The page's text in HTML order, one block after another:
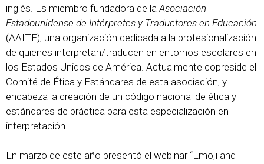
inglés. Es miembro fundadora de la Asociación
Estadounidense de Intérpretes y Traductores en Educación
(AAITE), una organización dedicada a la profesionalización
de quienes interpretan/traducen en entornos escolares en
los Estados Unidos de América. Actualmente copreside el
Comité de Ética y Estándares de esta asociación, y
encabeza la creación de un código nacional de ética y
estándares de práctica para esta especialización en
interpretación.
En marzo de este año presentó el webinar “Emoji and